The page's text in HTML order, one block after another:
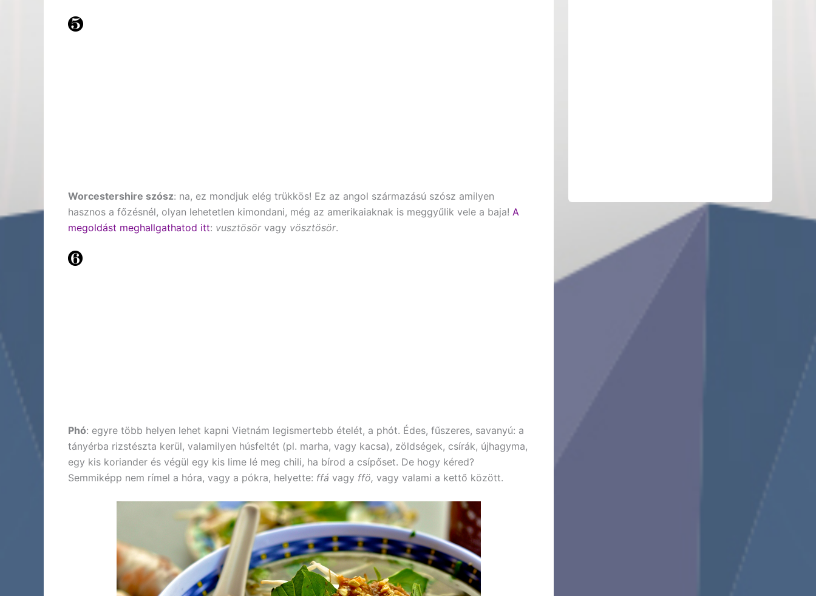
Worcestershire szósz: na, ez mondjuk elég trükkös! Ez az angol származású szósz amilyen
hasznos a főzésnél, olyan lehetetlen kimondani, még az amerikaiaknak is meggyűlik vele a baja! A
megoldást meghallgathatod itt: vusztösörvagy vösztösör.
Phó: egyre több helyen lehet kapni Vietnám legismertebb ételét, a phót. Édes, fűszeres, savanyú: a
tányérba rizstészta kerül, valamilyen húsfeltét (pl. marha, vagy kacsa), zöldségek, csírák, újhagyma,
egy kis koriander és végül egy kis lime lé meg chili, ha bírod a csípőset. De hogy kéred?
Semmiképp nem rímel a hóra, vagy a pókra, helyette: ffá vagy ffö, vagy valami a kettő között.